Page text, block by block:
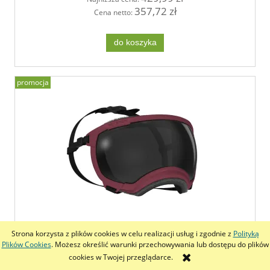
Strona korzysta z plików cookies w celu realizacji usług i zgodnie z Polityką
Plików Cookies. Możesz określić warunki przechowywania lub dostępu do plików
cookies w Twojej przeglądarce.
Cena netto:357,72 zł
do koszyka
Rex Specs V2 gogle dla psa rozmiar S (
Burgundy / bordowy )
promocja